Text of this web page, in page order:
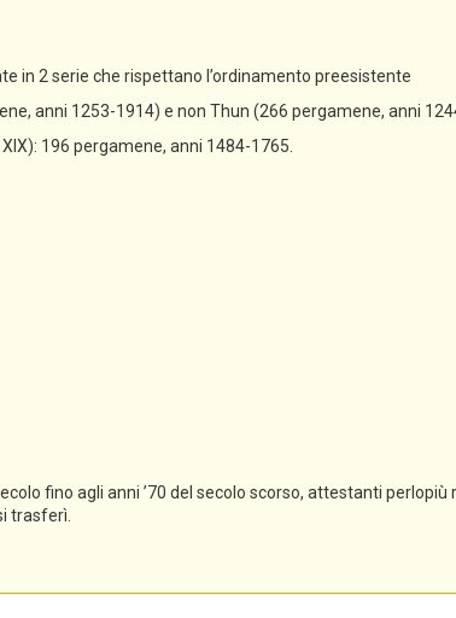
in 2 serie che rispettano l’ordinamento preesistente
anni 1253-1914) e non Thun (266 pergamene, anni
196 pergamene, anni 1484-1765.
fino agli anni ’70 del secolo scorso, attestanti
trasferì.